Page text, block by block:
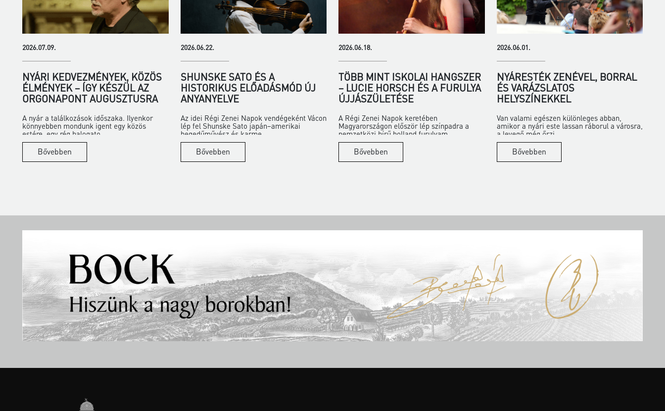
2026.07.09.
NYÁRI KEDVEZMÉNYEK, KÖZÖS
ÉLMÉNYEK – ÍGY KÉSZÜL AZ
ORGONAPONT AUGUSZTUSRA
A nyár a találkozások időszaka. Ilyenkor
könnyebben mondunk igent egy közös
estére, egy rég halogato...
Bővebben
2026.06.22.
SHUNSKE SATO ÉS A
HISTORIKUS ELŐADÁSMÓD ÚJ
ANYANYELVE
Az idei Régi Zenei Napok vendégeként Vácon
lép fel Shunske Sato japán–amerikai
hegedűművész és karme...
Bővebben
2026.06.18.
TÖBB MINT ISKOLAI HANGSZER
– LUCIE HORSCH ÉS A FURULYA
ÚJJÁSZÜLETÉSE
A Régi Zenei Napok keretében
Magyarországon először lép színpadra a
nemzetközi hírű holland furulyam...
Bővebben
2026.06.01.
NYÁRESTÉK ZENÉVEL, BORRAL
ÉS VARÁZSLATOS
HELYSZÍNEKKEL
Van valami egészen különleges abban,
amikor a nyári este lassan ráborul a városra,
a levegő még őrzi...
Bővebben